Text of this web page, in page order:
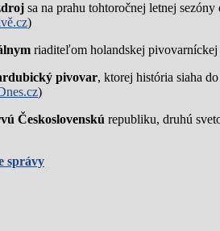
sa na prahu tohtoročnej letnej
)
riaditeľom holandskej
pivovar, ktorej história siaha
)
Československú republiku, druhú
správy